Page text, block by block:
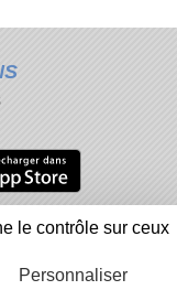
cookies
inapproprié
Connexion
le contrôle sur ceux
Personnaliser